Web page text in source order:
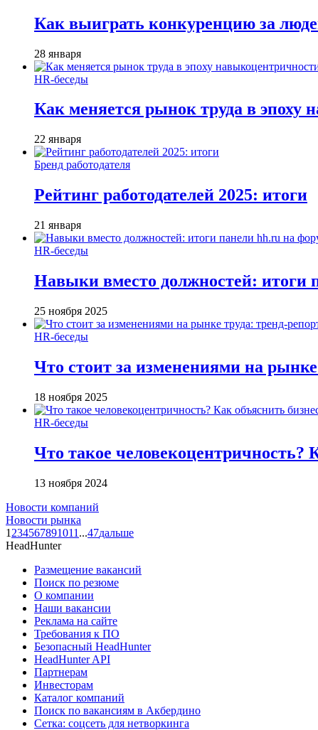
Как выиграть конкуренцию за
28 января
HR-беседы
Как меняется рынок труда в эпоху
22 января
Бренд работодателя
Рейтинг работодателей 2025: итоги
21 января
HR-беседы
Навыки вместо должностей:
25 ноября 2025
HR-беседы
Что стоит за изменениями на
18 ноября 2025
HR-беседы
Что такое человеко­центричность?
13 ноября 2024
Новости компаний
Новости рынка
1 234567891011 ...47дальше
HeadHunter
Размещение вакансий
Поиск по резюме
О компании
Наши вакансии
Реклама на сайте
Требования к ПО
Безопасный HeadHunter
HeadHunter API
Партнерам
Инвесторам
Каталог компаний
Поиск по вакансиям в Акбердино
Сетка: соцсеть для нетворкинга